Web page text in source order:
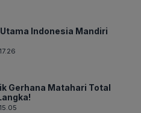
Indonesia Mandiri
Gerhana Matahari Total